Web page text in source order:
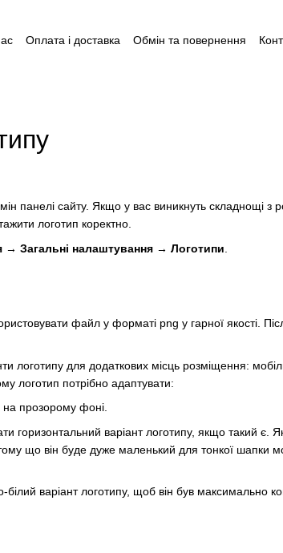
Оплата і доставка Обмін та повернення
панелі сайту. Якщо у вас виникнуть складнощі
логотип коректно.
→ Загальні налаштування → Логотипи
файл у форматі png у гарної якості.
логотипу для додаткових місць розміщення:
логотип потрібно адаптувати:
прозорому фоні.
горизонтальний варіант логотипу, якщо такий
що він буде дуже маленький для тонкої шапки
варіант логотипу, щоб він був максимально